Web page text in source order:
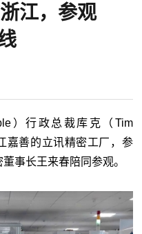
江，参观
）行政总裁库克（Tim
嘉善的立讯精密工厂，参
事长王来春陪同参观。